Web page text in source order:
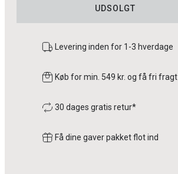
UDSOLGT
Levering inden for 1-3 hverdage
Køb for min. 549 kr. og få fri fragt
30 dages gratis retur*
Få dine gaver pakket flot ind